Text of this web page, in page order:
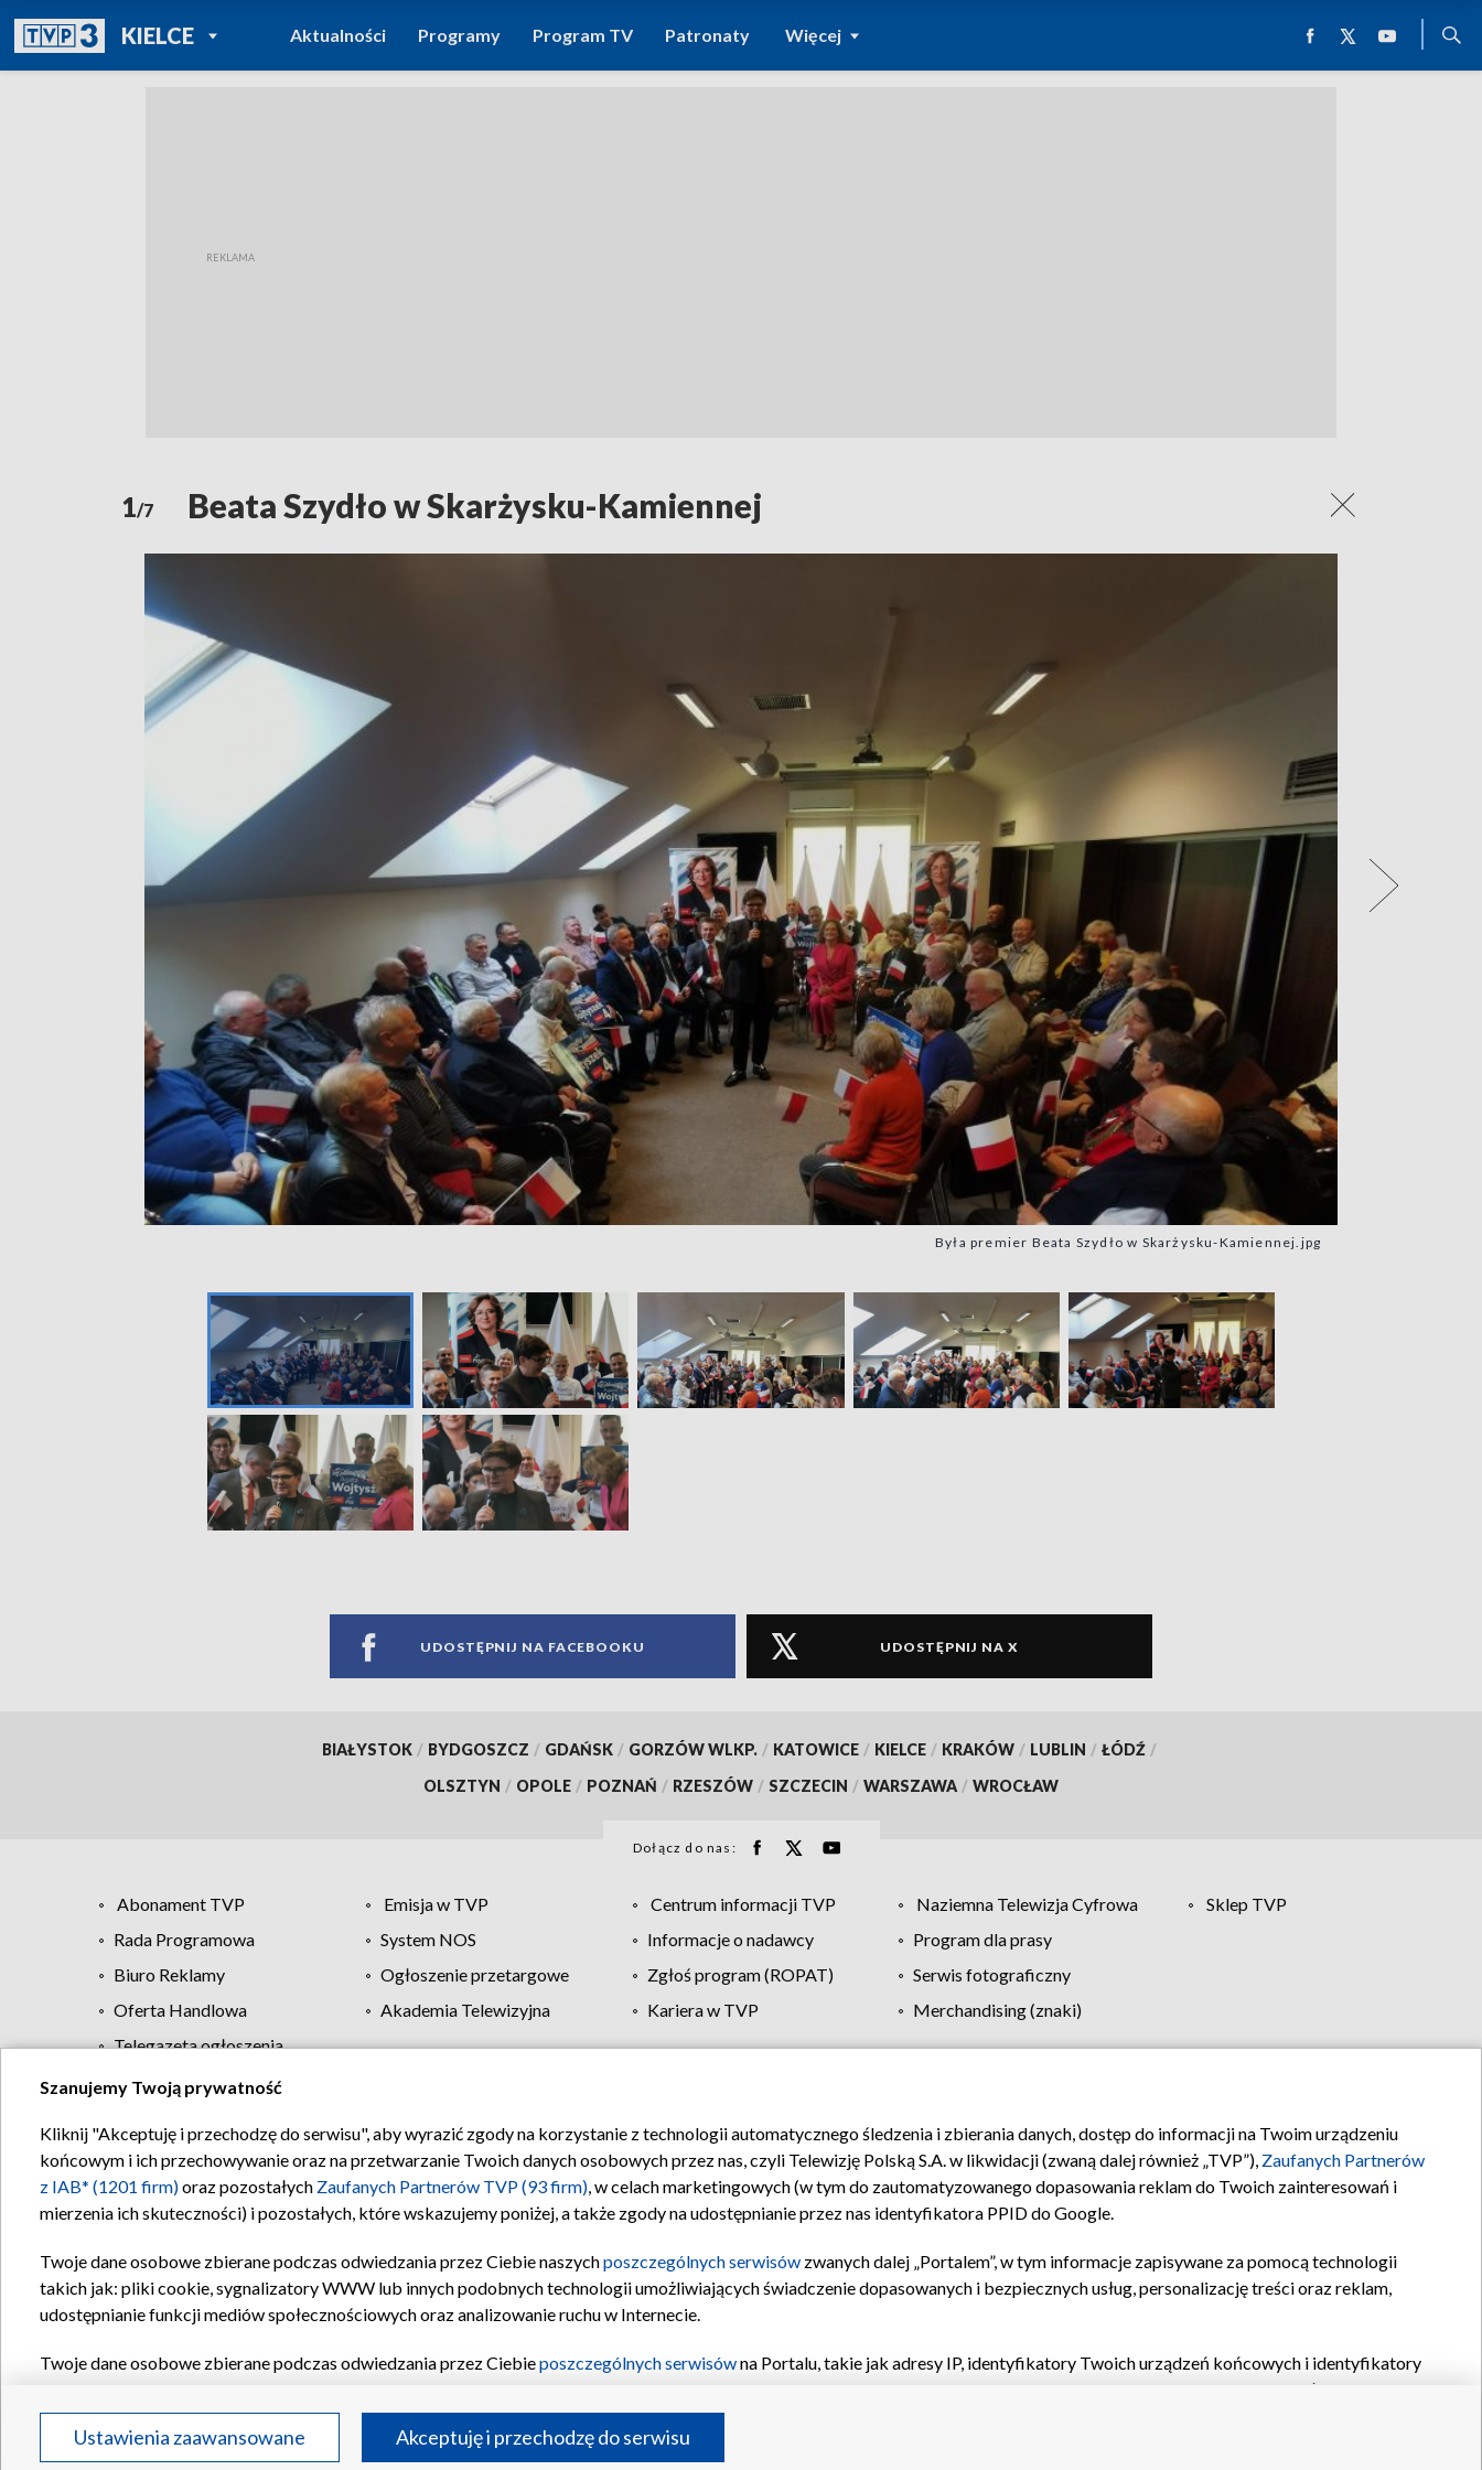
KIELCEPOWRÓT DO
TVP REGIONY
Aktualności Programy Program TV Patronaty Więcej
1/7 Beata Szydło w Skarżysku-Kamiennej
Była premier Beata Szydło w Skarżysku-Kamiennej.jpg
UDOSTĘPNIJ NA FACEBOOKU UDOSTĘPNIJ NA X
BIAŁYSTOK / BYDGOSZCZ / GDAŃSK / GORZÓW WLKP. / KATOWICE / KIELCE / KRAKÓW / LUBLIN / ŁÓDŹ /
OLSZTYN / OPOLE / POZNAŃ / RZESZÓW / SZCZECIN / WARSZAWA / WROCŁAW
Dołącz do nas:
Abonament TVP Emisja w TVP Centrum informacji TVP Naziemna Telewizja Cyfrowa
Sklep TVP
Rada Programowa
System NOS Informacje o nadawcy
Program dla prasy
Biuro Reklamy
Ogłoszenie przetargowe Zgłoś program (ROPAT)
Serwis fotograficzny
Oferta Handlowa
Akademia Telewizyjna Kariera w TVP
Merchandising (znaki)
Telegazeta ogłoszenia
Regulamin TVP Polityka prywatności Moje zgody Pomoc Biuro reklamy Kontakt
Szanujemy Twoją prywatność
Kliknij "Akceptuję i przechodzę do serwisu", aby wyrazić zgody na korzystanie z technologii automatycznego śledzenia i zbierania danych, dostęp do informacji na Twoim urządzeniu
końcowym i ich przechowywanie oraz na przetwarzanie Twoich danych osobowych przez nas, czyli Telewizję Polską S.A. w likwidacji (zwaną dalej również „TVP”), Zaufanych Partnerów
z IAB* (1201 firm)oraz pozostałych Zaufanych Partnerów TVP (93 firm), w celach marketingowych (w tym do zautomatyzowanego dopasowania reklam do Twoich zainteresowań i
mierzenia ich skuteczności) i pozostałych, które wskazujemy poniżej, a także zgody na udostępnianie przez nas identyfikatora PPID do Google.
Twoje dane osobowe zbierane podczas odwiedzania przez Ciebie naszychposzczególnych serwisów zwanych dalej „Portalem”, w tym informacje zapisywane za pomocą technologii
takich jak: pliki cookie, sygnalizatory WWW lub innych podobnych technologii umożliwiających świadczenie dopasowanych i bezpiecznych usług, personalizację treści oraz reklam,
udostępnianie funkcji mediów społecznościowych oraz analizowanie ruchu w Internecie.
Twoje dane osobowe zbierane podczas odwiedzania przez Ciebieposzczególnych serwisówna Portalu, takie jak adresy IP, identyfikatory Twoich urządzeń końcowych i identyfikatory
oraz pozostałych
Partnerów TVPdla realizacji następujących celów i funkcji: przechowywania informacji na urządzeniu lub dostęp do nich, wyboru podstawowych reklam, wyboru spersonalizowanych
reklam, tworzenia profilu spersonalizowanych reklam, tworzenia profilu spersonalizowanych treści, wyboru spersonalizowanych treści, pomiaru wydajności reklam, pomiaru wydajności
Ustawienia zaawansowane Akceptuję i przechodzę do serwisu